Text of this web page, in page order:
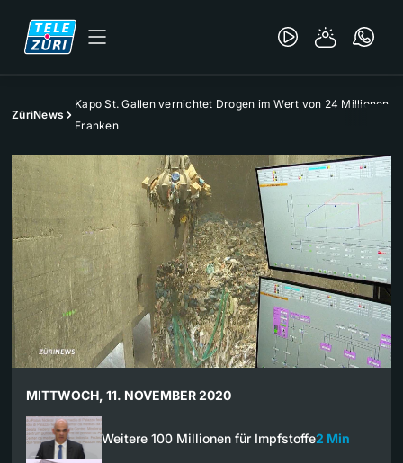
ZüriNews
Kapo St. Gallen vernichtet Drogen im Wert von 24 Millionen
Franken
MITTWOCH, 11. NOVEMBER 2020
Weitere 100 Millionen für Impfstoffe2 Min